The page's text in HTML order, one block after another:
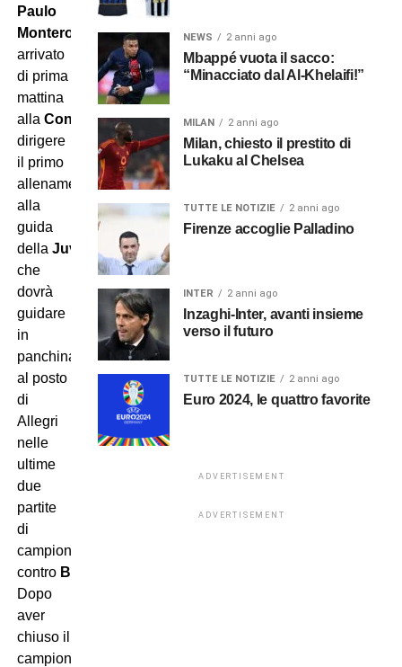
Paulo
Montero
arrivato
di prima
mattina
alla Continassaper
dirigere
il primo
allenamento
alla
guida
della Juventus
,
che
dovrà
guidare
in
panchina
al posto
di
Allegri
nelle
ultime
due
partite
di
campionato
contro Bologna
Dopo
aver
chiuso il
campionato
NEWS 2 anni ago
Mbappé vuota il sacco:
“Minacciato dal Al-Khelaifi!”
MILAN 2 anni ago
Milan, chiesto il prestito di
Lukaku al Chelsea
TUTTE LE NOTIZIE 2 anni ago
Firenze accoglie Palladino
INTER 2 anni ago
Inzaghi-Inter, avanti insieme
verso il futuro
TUTTE LE NOTIZIE 2 anni ago
Euro 2024, le quattro favorite
ADVERTISEMENT
ADVERTISEMENT